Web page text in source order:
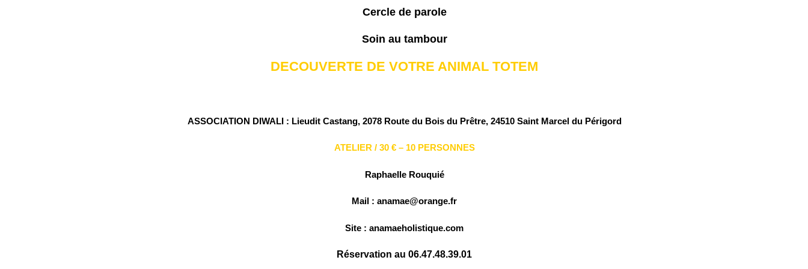
Cercle de parole
Soin au tambour
DECOUVERTE DE VOTRE ANIMAL TOTEM
ASSOCIATION DIWALI : Lieudit Castang, 2078 Route du Bois du Prêtre, 24510 Saint Marcel du Périgord
ATELIER / 30 € – 10 PERSONNES
Raphaelle Rouquié
Mail : anamae@orange.fr
Site : anamaeholistique.com
Réservation au 06.47.48.39.01